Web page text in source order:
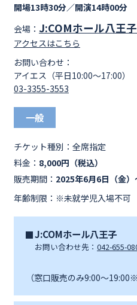
開場13時30分／開演14時00分
会場： J:COMホール八王
アクセスはこちら
お問い合わせ：
アイエス（平日10:00～17:00）
03-3355-3553
一般
チケット種別： 全席指定
料金： 8,000円（税込）
販売期間： 2025年6月6日（金）
年齢制限：※未就学児入場不可
J:COMホール八王子
お問い合わせ先： 042-655-
（窓口販売のみ9:00～